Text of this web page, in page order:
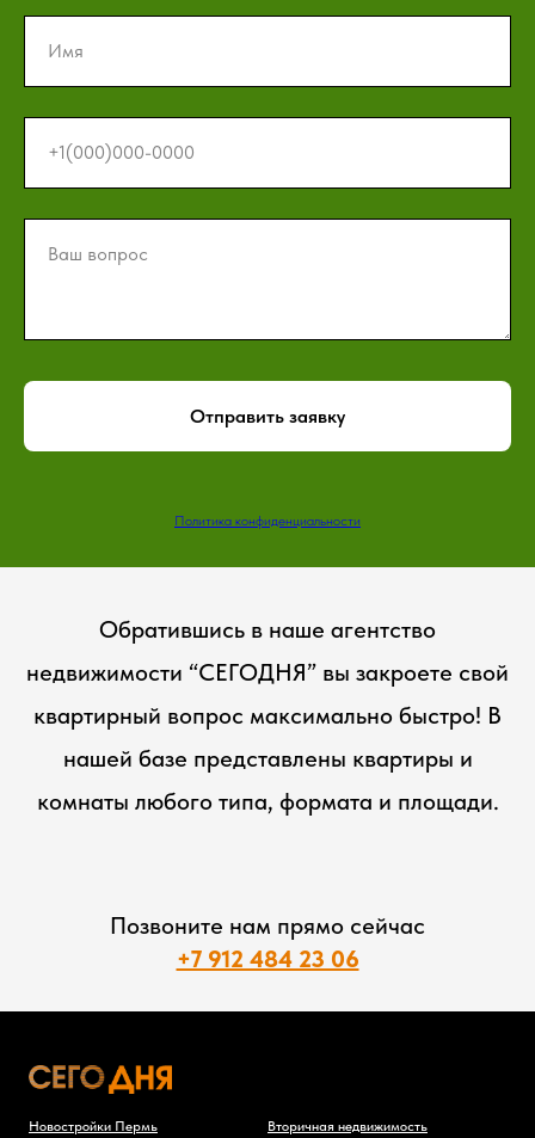
Имя
+1(000)000-0000
Ваш вопрос
Отправить заявку
Политика конфиденциальности
Обратившись в наше агентство
недвижимости “СЕГОДНЯ” вы закроете свой
квартирный вопрос максимально быстро! В
нашей базе представлены квартиры и
комнаты любого типа, формата и площади.
Позвоните нам прямо сейчас
+7 912 484 23 06
Новостройки Пермь Вторичная недвижимость